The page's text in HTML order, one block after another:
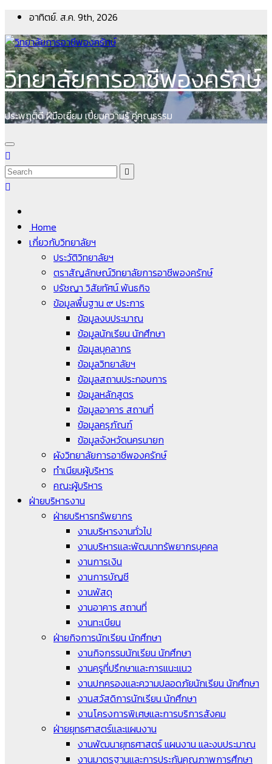
Skip
to
content
อาทิตย์. ส.ค. 9th, 2026
วิทยาลัยการอาชีพองครักษ์
ประพฤติดี ฝีมือเยี่ยม เปี่ยมความรู้ คู่คุณธรรม
Home
เกี่ยวกับวิทยาลัยฯ
ประวัติวิทยาลัยฯ
ตราสัญลักษณ์วิทยาลัยการอาชีพองครักษ์
ปรัชญา วิสัยทัศน์ พันธกิจ
ข้อมูลพื้นฐาน ๙ ประการ
ข้อมูลงบประมาณ
ข้อมูลนักเรียน นักศึกษา
ข้อมูลบุคลากร
ข้อมูลวิทยาลัยฯ
ข้อมูลสถานประกอบการ
ข้อมูลหลักสูตร
ข้อมูลอาคาร สถานที่
ข้อมูลครุภัณฑ์
ข้อมูลจังหวัดนครนายก
ผังวิทยาลัยการอาชีพองครักษ์
ทำเนียบผู้บริหาร
คณะผู้บริหาร
ฝ่ายบริหารงาน
ฝ่ายบริหารทรัพยากร
งานบริหารงานทั่วไป
งานบริหารและพัฒนาทรัพยากรบุคคล
งานการเงิน
งานการบัญชี
งานพัสดุ
งานอาคาร สถานที่
งานทะเบียน
ฝ่ายกิจการนักเรียน นักศึกษา
งานกิจกรรมนักเรียน นักศึกษา
งานครูที่ปรึกษาและการแนะแนว
งานปกครองและความปลอดภัยนักเรียน นักศึกษา
งานสวัสดิการนักเรียน นักศึกษา
งานโครงการพิเศษและการบริการสังคม
ฝ่ายยุทธศาสตร์และแผนงาน
งานพัฒนายุทธศาสตร์ แผนงาน และงบประมาณ
งานมาตรฐานและการประกันคุณภาพการศึกษา